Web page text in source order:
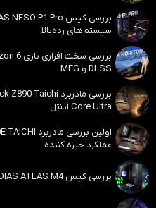
سیستم‌های رده‌بالا
DLSS و MFG
Core Ultra اینتل
عملکرد خیره کننده
بررسی کیس GAMDIAS ATLAS M4 | آکواریومی قابل‌دفاع